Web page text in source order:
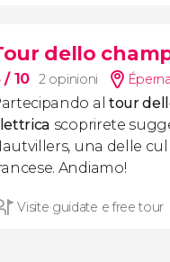
dello
/ 10 2 opinioni
al tour
scoprirete
una delle
Andiamo!
Visite guidate e free tour